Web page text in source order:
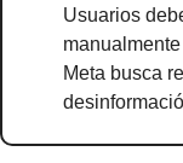
Usuarios
Meta busca